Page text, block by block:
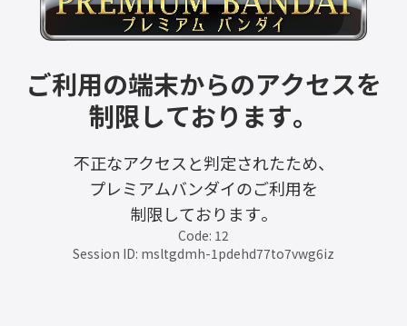
ご利用の端末からのアクセスを
制限しております。
不正なアクセスと判定されたため、
プレミアムバンダイのご利用を
制限しております。
Code: 12
Session ID: msltgdmh-1pdehd77to7vwg6iz